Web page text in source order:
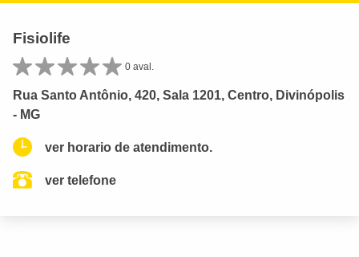
Fisiolife
0 aval.
Rua Santo Antônio, 420, Sala 1201, Centro, Divinópolis
- MG
ver horario de atendimento.
ver telefone